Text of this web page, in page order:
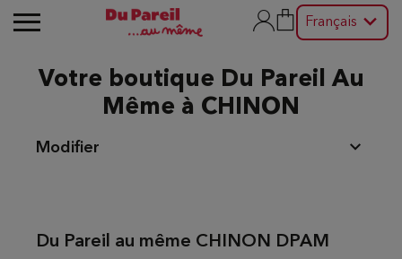
Français
Votre boutique Du Pareil Au
Même à CHINON
Modifier
Du Pareil au même CHINON DPAM